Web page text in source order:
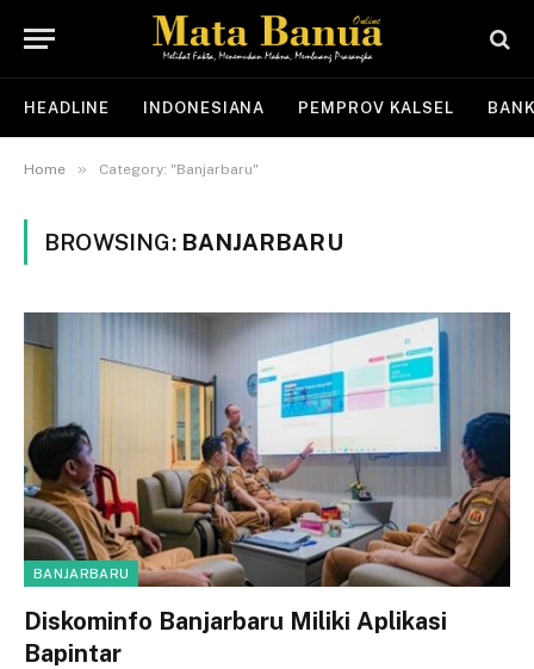
HEADLINE INDONESIANA PEMPROV KALSEL
Home » Category: "Banjarbaru"
BROWSING: BANJARBARU
BANJARBARU
Diskominfo Banjarbaru Miliki Aplikasi
Bapintar